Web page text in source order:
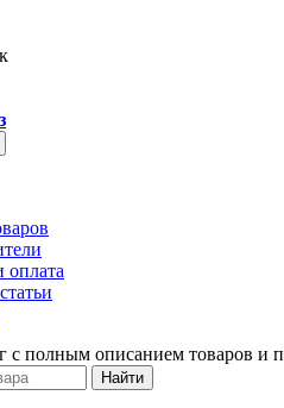
оплата
с полным описанием товаров и